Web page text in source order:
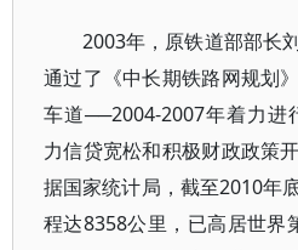
2003年，原铁道部部长
通过了《中长期铁路网规划
车道──2004-2007年着力进
力信贷宽松和积极财政政策
据国家统计局，截至2010年
程达8358公里，已高居世界